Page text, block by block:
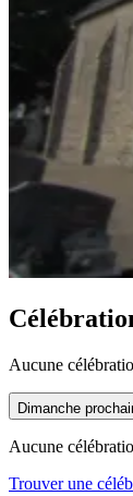
Aucune
Dimanche
Aucune
Trouver une